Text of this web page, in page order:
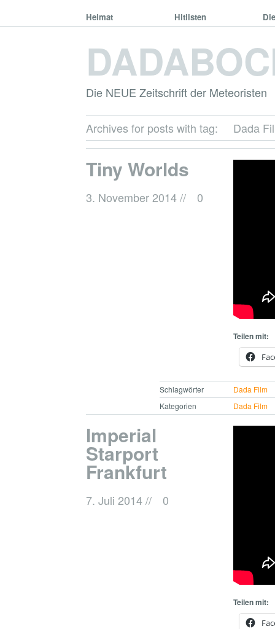
Heimat Hitlisten
Die NEUE Zeitschrift der Meteoristen
Archives for posts with tag: Dada
Tiny Worlds
3. November 2014// 0
Teilen mit:
Schlagwörter
Dada Film
Kategorien
Dada Film
Imperial
Starport
Frankfurt
7. Juli 2014// 0
Teilen mit: